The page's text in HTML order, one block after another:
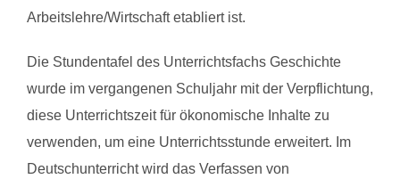
Arbeitslehre/Wirtschaft etabliert ist.
Die Stundentafel des Unterrichtsfachs Geschichte
wurde im vergangenen Schuljahr mit der Verpflichtung,
diese Unterrichtszeit für ökonomische Inhalte zu
verwenden, um eine Unterrichtsstunde erweitert. Im
Deutschunterricht wird das Verfassen von